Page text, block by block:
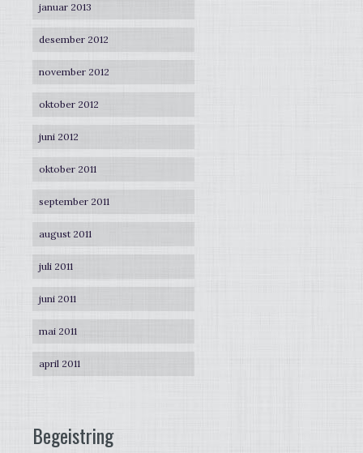
januar 2013
desember 2012
november 2012
oktober 2012
juni 2012
oktober 2011
september 2011
august 2011
juli 2011
juni 2011
mai 2011
april 2011
Begeistring